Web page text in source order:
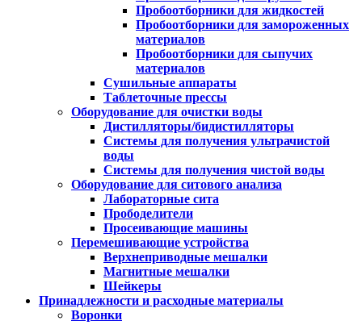
Пробоотборники для жидкостей
Пробоотборники для замороженных
материалов
Пробоотборники для сыпучих
материалов
Сушильные аппараты
Таблеточные прессы
Оборудование для очистки воды
Дистилляторы/бидистилляторы
Системы для получения ультрачистой
воды
Системы для получения чистой воды
Оборудование для ситового анализа
Лабораторные сита
Прободелители
Просеивающие машины
Перемешивающие устройства
Верхнеприводные мешалки
Магнитные мешалки
Шейкеры
Принадлежности и расходные материалы
Воронки